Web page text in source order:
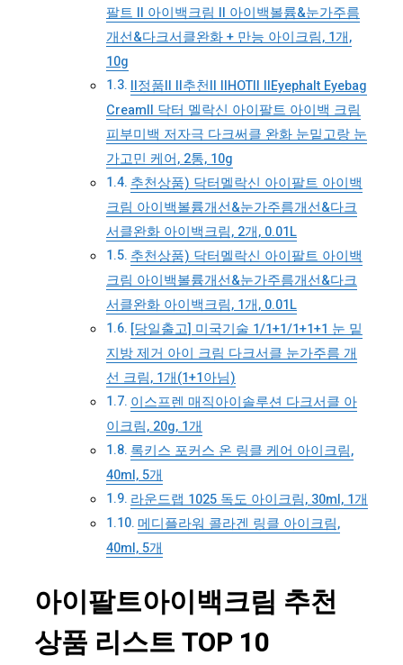
팔트 II 아이백크림 II 아이백볼륨&눈가주름
개선&다크서클완화 + 만능 아이크림, 1개,
10g
ll정품ll ll추천ll llHOTll llEyephalt Eyebag
Creamll 닥터 멜락신 아이팔트 아이백 크림
피부미백 저자극 다크써클 완화 눈밑고랑 눈
가고민 케어, 2통, 10g
추천상품) 닥터멜락신 아이팔트 아이백
크림 아이백볼륨개선&눈가주름개선&다크
서클완화 아이백크림, 2개, 0.01L
추천상품) 닥터멜락신 아이팔트 아이백
크림 아이백볼륨개선&눈가주름개선&다크
서클완화 아이백크림, 1개, 0.01L
[당일출고] 미국기술 1/1+1/1+1+1 눈 밑
지방 제거 아이 크림 다크서클 눈가주름 개
선 크림, 1개(1+1아님)
이스프렌 매직아이솔루션 다크서클 아
이크림, 20g, 1개
록키스 포커스 온 링클 케어 아이크림,
40ml, 5개
라운드랩 1025 독도 아이크림, 30ml, 1개
메디플라워 콜라겐 링클 아이크림,
40ml, 5개
아이팔트아이백크림 추천
상품 리스트 TOP 10